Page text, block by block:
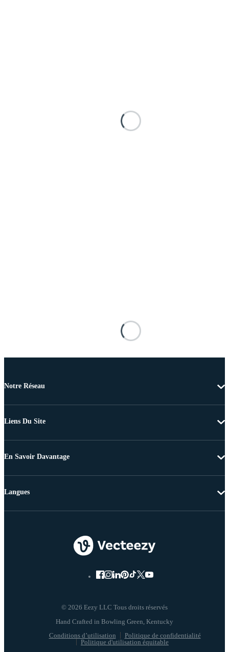
Notre Réseau
Liens Du Site
En Savoir Davantage
© 2026 Eezy LLC Tous droits réservés
Conditions d’utilisation
Politique de confidentialité
Politique d'utilisation équitable
Langues